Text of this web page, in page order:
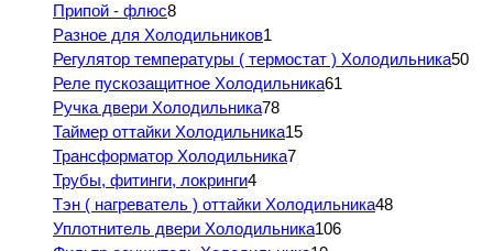
Припой - флюс8
Разное для Холодильников1
Регулятор температуры ( термостат ) Холодильника50
Реле пускозащитное Холодильника61
Ручка двери Холодильника78
Таймер оттайки Холодильника15
Трансформатор Холодильника7
Трубы, фитинги, локринги4
Тэн ( нагреватель ) оттайки Холодильника48
Уплотнитель двери Холодильника106